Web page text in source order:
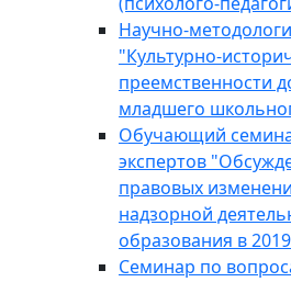
Научно-
"Культурно-
преемственности
младшего
Обучающий
экспертов
правовых
надзорной
образования в
Семинар по